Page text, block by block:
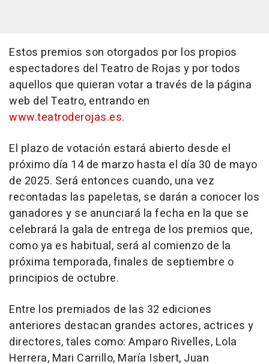
Estos premios son otorgados por los propios
espectadores del Teatro de Rojas y por todos
aquellos que quieran votar a través de la página
web del Teatro, entrando en
www.teatroderojas.es.
El plazo de votación estará abierto desde el
próximo día 14 de marzo hasta el día 30 de mayo
de 2025. Será entonces cuando, una vez
recontadas las papeletas, se darán a conocer los
ganadores y se anunciará la fecha en la que se
celebrará la gala de entrega de los premios que,
como ya es habitual, será al comienzo de la
próxima temporada, finales de septiembre o
principios de octubre.
Entre los premiados de las 32 ediciones
anteriores destacan grandes actores, actrices y
directores, tales como: Amparo Rivelles, Lola
Herrera, Mari Carrillo, María Isbert, Juan